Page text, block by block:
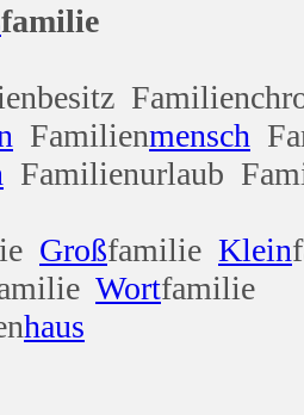
Familienmensch
Familienurlaub
Großfamilie Klein
Wortfamilie
haus